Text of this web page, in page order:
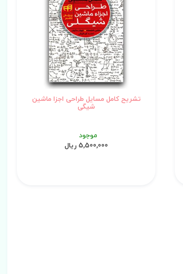
تشریح کامل مسایل طراحی اجزا ماشین
شیگی
موجود
5,500,000 ریال